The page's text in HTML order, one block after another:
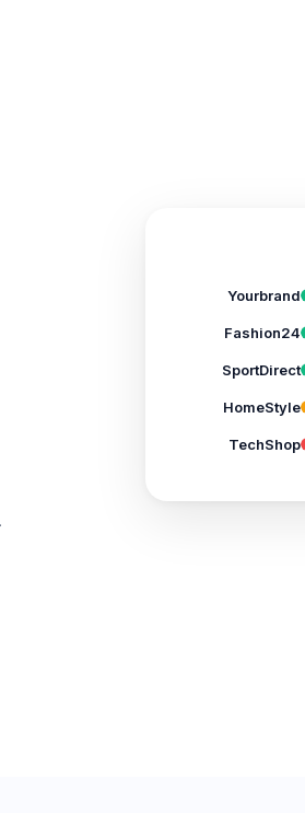
Yourbrand
Fashion24
SportDirect
HomeStyle
TechShop